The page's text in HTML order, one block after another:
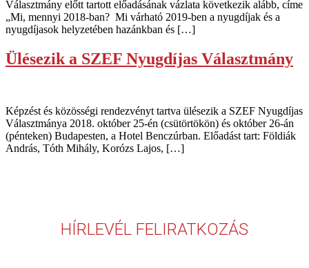
Választmány előtt tartott előadásának vázlata következik alább, címe
„Mi, mennyi 2018-ban? Mi várható 2019-ben a nyugdíjak és a
nyugdíjasok helyzetében hazánkban és […]
Ülésezik a SZEF Nyugdíjas Választmány
Képzést és közösségi rendezvényt tartva ülésezik a SZEF Nyugdíjas
Választmánya 2018. október 25-én (csütörtökön) és október 26-án
(pénteken) Budapesten, a Hotel Benczúrban. Előadást tart: Földiák
András, Tóth Mihály, Korózs Lajos, […]
HÍRLEVÉL FELIRATKOZÁS